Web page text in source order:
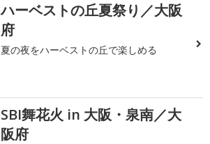
ハーベストの丘夏祭り／大阪
府
夏の夜をハーベストの丘で楽しめる
SBI舞花火 in 大阪・泉南／大
阪府